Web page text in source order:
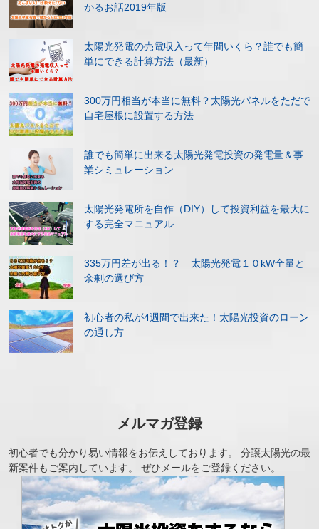
かるお話2019年版
太陽光発電の売電収入って年間いくら？誰でも簡
単にできる計算方法（最新）
300万円相当が本当に無料？太陽光パネルをただで
自宅屋根に設置する方法
誰でも簡単に出来る太陽光発電投資の発電量＆事
業シミュレーション
太陽光発電所を自作（DIY）して投資利益を最大に
する完全マニュアル
335万円差が出る！？ 太陽光発電１０kW全量と
余剰の選び方
初心者の私が4週間で出来た！太陽光投資のローン
の通し方
メルマガ登録
初心者でも分かり易い情報をお伝えしております。 分譲太陽光の最
新案件もご案内しています。 ぜひメールをご登録ください。